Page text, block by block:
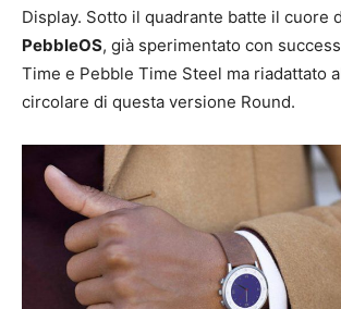
Display. Sotto il quadrante batte il cuore
PebbleOS, già sperimentato con
Time e Pebble Time Steel ma riadattato
circolare di questa versione Round.